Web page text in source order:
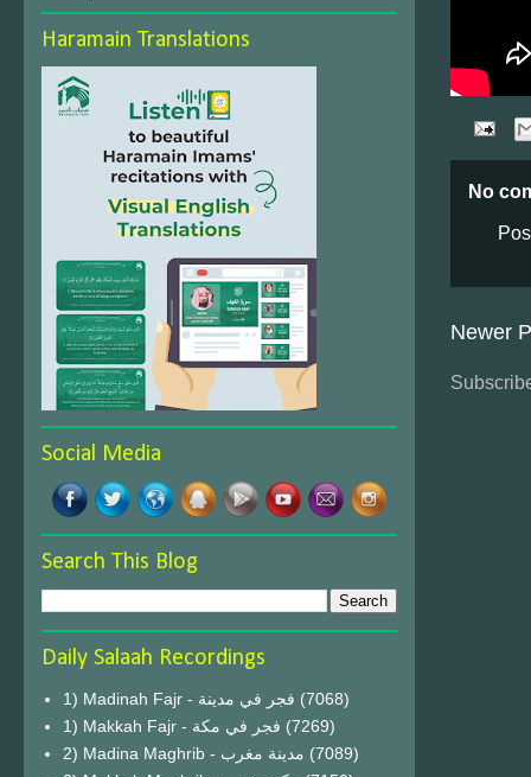
No
Newer
Haramain Translations
Social Media
Search This Blog
Daily Salaah Recordings
1) Madinah Fajr - فجر في مدينة (7068)
1) Makkah Fajr - فجر في مكة (7269)
2) Madina Maghrib - مدينة مغرب (7089)